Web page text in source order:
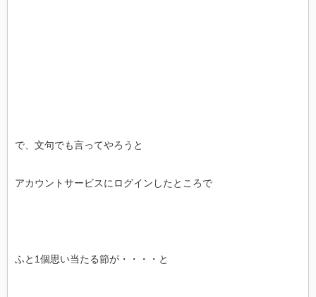
で、文句でも言ってやろうと
アカウントサービスにログインしたところで
ふと1個思い当たる節が・・・・と